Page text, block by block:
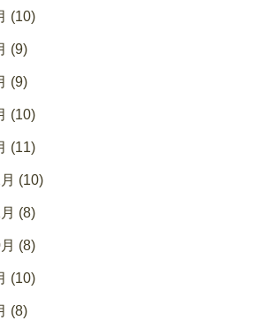
(10)
(9)
(9)
(10)
(11)
(10)
(8)
(8)
(10)
(8)